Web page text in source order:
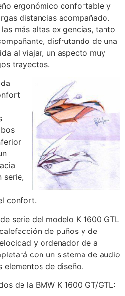
ergonómico confortable y
distancias acompañado.
más altas exigencias, tanto
disfrutando de una
al viajar, un aspecto muy
trayectos.
serie,
confort.
serie del modelo K 1600 GTL
de puños y de
y ordenador de a
con un sistema de audio
elementos de diseño.
de la BMW K 1600 GT/GTL: